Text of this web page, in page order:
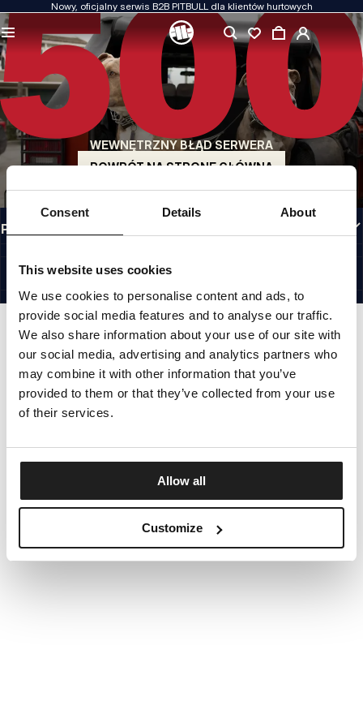
Consent Details About
This website uses cookies
We use cookies to personalise content and ads, to
provide social media features and to analyse our traffic.
We also share information about your use of our site with
our social media, advertising and analytics partners who
may combine it with other information that you’ve
provided to them or that they’ve collected from your use
of their services.
Allow all
Customize
Nowy, oficjalny serwis B2B PITBULL dla klientów hurtowych
WEWNĘTRZNY BŁĄD SERWERA
POWRÓT NA STRONĘ GŁÓWNĄ
JAKOŚĆ TO DLA NAS PRIORYTET
Naszą odzież produkujemy z pasją. Nie idziemy na kompromis w kwestiach
wytrzymałości, długowieczności materiałów i dbałości o detal.
US ORIGIN
Nasze korzenie sięgają San Diego z początku lat 90-tych XX wieku. Nasz styl jest
surowy, autentyczny i bezkompromisowy.
MARKA Z CHARAKTEREM
Nasze kolekcje wybierają sportowcy, fighterzy i uparci indywidualiści.
INFORMACJE
PRZYDATNE LINKI
©1997 - 2026 PITBULL SP. Z O.O. ALL RIGHTS RESERVED.
SITE CREDITS
IDŹ DO GÓRY